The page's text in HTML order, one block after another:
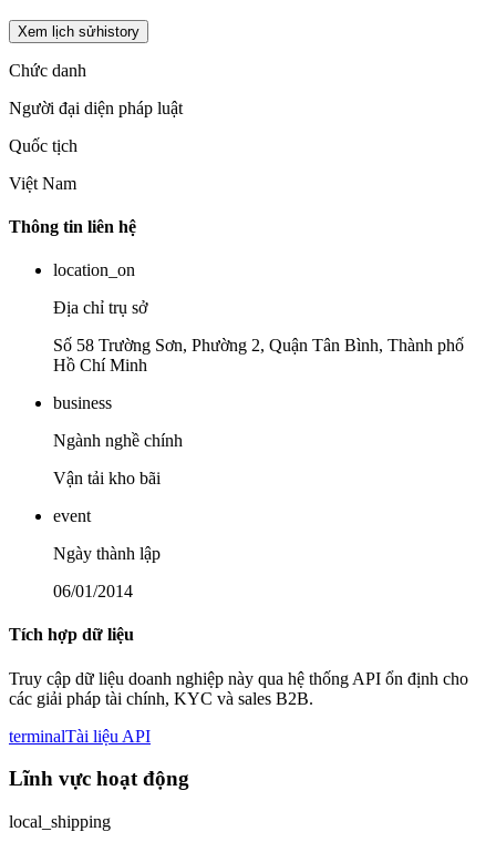
Xem lịch sửhistory
Chức danh
Người đại diện pháp luật
Quốc tịch
Việt Nam
Thông tin liên hệ
location_on
Địa chỉ trụ sở
Số 58 Trường Sơn, Phường 2, Quận Tân Bình, Thành phố
Hồ Chí Minh
business
Ngành nghề chính
Vận tải kho bãi
event
Ngày thành lập
06/01/2014
Tích hợp dữ liệu
Truy cập dữ liệu doanh nghiệp này qua hệ thống API ổn định cho
các giải pháp tài chính, KYC và sales B2B.
terminalTài liệu API
Lĩnh vực hoạt động
local_shipping